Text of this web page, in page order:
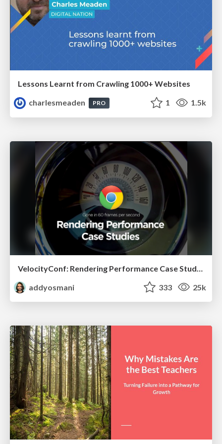
Lessons Learnt from Crawling 1000+ Websites
charlesmeaden
PRO 1 1.5k
addyosmani
333 25k